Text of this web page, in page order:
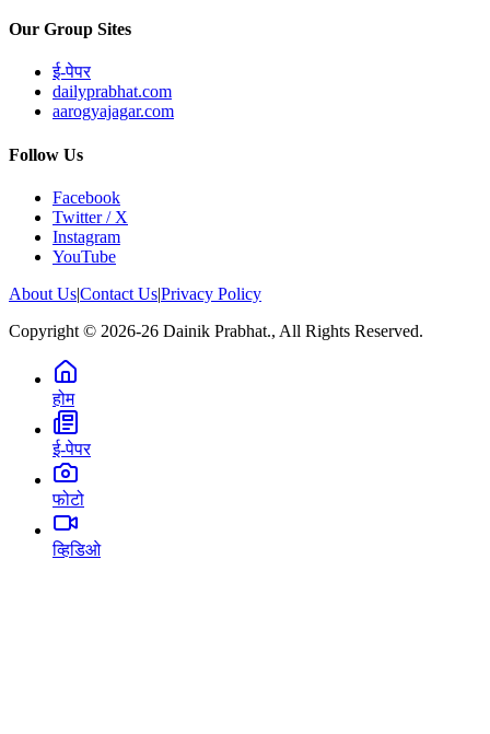
Our Group Sites
ई-पेपर
dailyprabhat.com
aarogyajagar.com
Follow Us
Facebook
Twitter / X
Instagram
YouTube
About Us|Contact Us|Privacy Policy
Copyright © 2026-26 Dainik Prabhat., All Rights Reserved.
होम
ई-पेपर
फोटो
व्हिडिओ